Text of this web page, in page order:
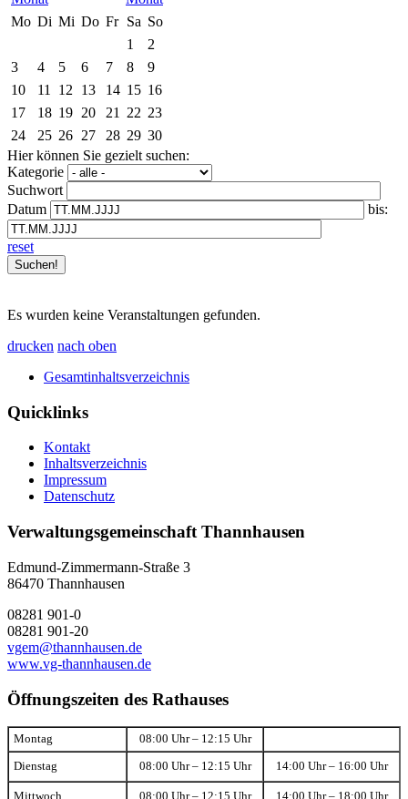
Mo Di Mi Do Fr Sa So
1
2
3
4 5 6 7 8
9
10
11 12 13 14 15 16
17
18 19 20 21 22 23
24
25 26 27 28 29 30
Hier können Sie gezielt suchen:
Kategorie
Suchwort
Datum
bis:
reset
Es wurden keine Veranstaltungen gefunden.
drucken nach oben
Gesamtinhaltsverzeichnis
Quicklinks
Kontakt
Inhaltsverzeichnis
Impressum
Datenschutz
Verwaltungsgemeinschaft Thannhausen
Edmund-Zimmermann-Straße 3
86470 Thannhausen
08281 901-0
08281 901-20
vgem@thannhausen.de
www.vg-thannhausen.de
Öffnungszeiten des Rathauses
Montag 08:00 Uhr – 12:15 Uhr
Dienstag 08:00 Uhr – 12:15 Uhr 14:00 Uhr – 16:00 Uhr